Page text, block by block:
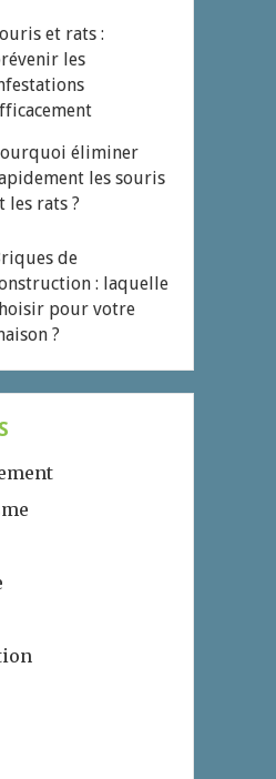
et rats :
les
éliminer
les souris
les rats ?
de
: laquelle
pour votre
?